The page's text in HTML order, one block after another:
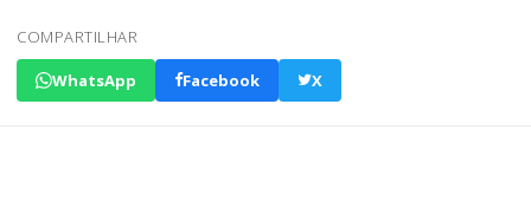
COMPARTILHAR
WhatsApp Facebook X